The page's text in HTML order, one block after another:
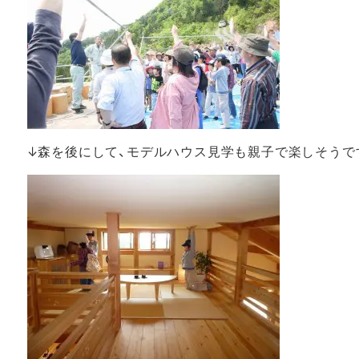
↓森を後にして、モデルハウス見学も親子で楽しそうで